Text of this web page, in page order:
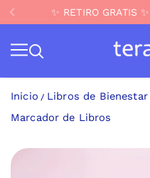
IR AL CONTENIDO
✨ RETIRO GRATIS
✨ NUEVO
📦 🚚 DESPACHOS
Inicio
Libros de
Marcador de Libros